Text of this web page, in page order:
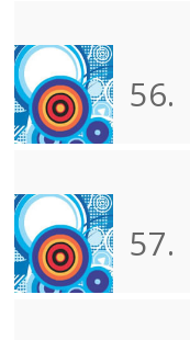
56.
57.